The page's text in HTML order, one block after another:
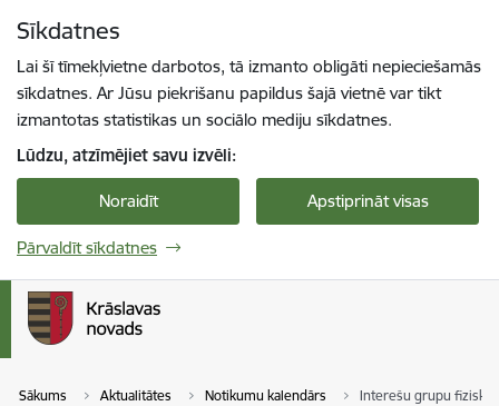
Sīkdatnes
Lai šī tīmekļvietne darbotos, tā izmanto obligāti nepieciešamās
sīkdatnes. Ar Jūsu piekrišanu papildus šajā vietnē var tikt
izmantotas statistikas un sociālo mediju sīkdatnes.
Lūdzu, atzīmējiet savu izvēli:
Noraidīt Apstiprināt visas
Pārvaldīt sīkdatnes
Sākums Aktualitātes Notikumu kalendārs Interešu grupu fizisko